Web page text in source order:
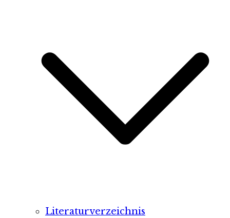
Literaturverzeichnis